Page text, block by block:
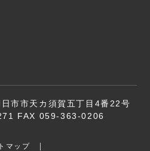
市市天カ須賀五丁目4番22号
FAX 059-363-0206
マップ